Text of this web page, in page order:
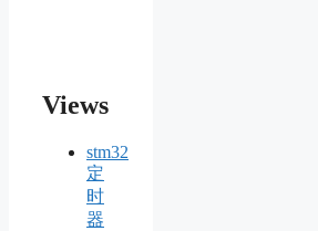
Views
stm32
定
时
器